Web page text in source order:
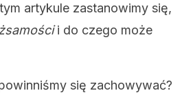
artykule zastanowimy się,
i do czego może
się zachowywać?